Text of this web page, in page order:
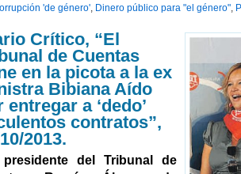
'de género', Dinero público para "el género",
Crítico, “El
de Cuentas
en la picota a la ex
Bibiana Aído
entregar a ‘dedo’
contratos”,
2013.
del Tribunal de